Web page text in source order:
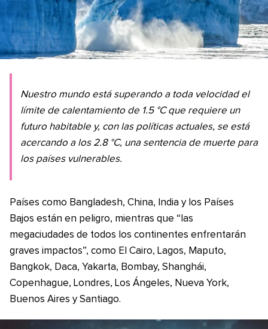
Nuestro mundo está superando a toda velocidad el
límite de calentamiento de 1.5 °C que requiere un
futuro habitable y, con las políticas actuales, se está
acercando a los 2.8 °C, una sentencia de muerte para
los países vulnerables.
Países como Bangladesh, China, India y los Países
Bajos están en peligro, mientras que “las
megaciudades de todos los continentes enfrentarán
graves impactos”, como El Cairo, Lagos, Maputo,
Bangkok, Daca, Yakarta, Bombay, Shanghái,
Copenhague, Londres, Los Ángeles, Nueva York,
Buenos Aires y Santiago.